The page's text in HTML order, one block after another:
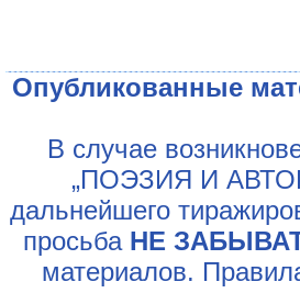
Опубликованные
В случае
„ПОЭЗИЯ И
дальнейшего
просьба НЕ
материалов.